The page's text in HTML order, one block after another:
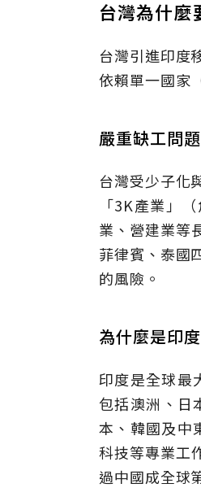
台灣為什麼
台灣引進印度
依賴單一國家
嚴重缺工問題
台灣受少子化
「3K產業」
業、營建業等
菲律賓、泰國
的風險。
為什麼是印
印度是全球最
包括澳洲、日
本、韓國及中
科技等專業工
過中國成全球